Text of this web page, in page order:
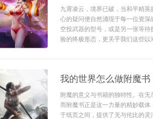
九霄凌云，境界已破，当和平精
心的疑问便自然涌现于每一位资
空投武器的型号，或是另一张等
验的终极形态，更关乎我们这些
我的世界怎么做附魔
附魔的意义与书籍的独特性。在
而附魔书正是这一力量的精妙载
于纸页之间，提供了无与伦比的